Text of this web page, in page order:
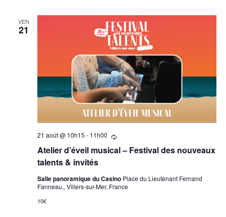
VEN
21
Atelier d’éveil musical – Festival des nouveaux
talents & invités
21 août @ 10h15 - 11h00
Se
Salle panoramique du Casino Place du Lieutenant Fernand
Fanneau,, Villers-sur-Mer, France
10€